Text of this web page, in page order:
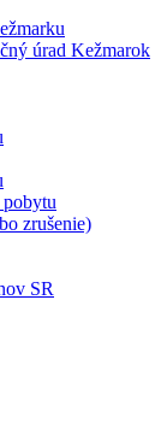
úrad Kežmarok
pobytu
zrušenie)
SR